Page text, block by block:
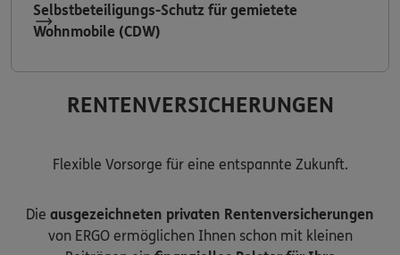
Selbstbeteiligungs-Schutz für gemietete
Wohnmobile (CDW)
RENTENVERSICHERUNGEN
Flexible Vorsorge für eine entspannte Zukunft.
Die ausgezeichneten privaten Rentenversicherungen
von ERGO ermöglichen Ihnen schon mit kleinen